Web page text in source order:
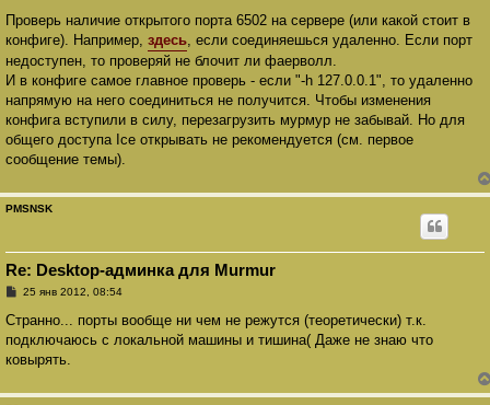
Проверь наличие открытого порта 6502 на сервере (или какой стоит в
конфиге). Например, здесь, если соединяешься удаленно. Если порт
недоступен, то проверяй не блочит ли фаерволл.
И в конфиге самое главное проверь - если "-h 127.0.0.1", то удаленно
напрямую на него соединиться не получится. Чтобы изменения
конфига вступили в силу, перезагрузить мурмур не забывай. Но для
общего доступа Ice открывать не рекомендуется (см. первое
сообщение темы).
PMSNSK
Re: Desktop-админка для Murmur
С
о
б
щ
е
е
25 янв 2012, 08:54
Странно... порты вообще ни чем не режутся (теоретически) т.к.
подключаюсь с локальной машины и тишина( Даже не знаю что
ковырять.